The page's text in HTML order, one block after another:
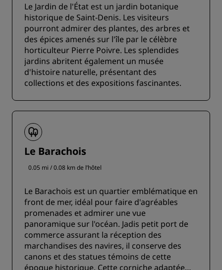
Le Jardin de l'État est un jardin botanique
historique de Saint-Denis. Les visiteurs
pourront admirer des plantes, des arbres et
des épices amenés sur l'île par le célèbre
horticulteur Pierre Poivre. Les splendides
jardins abritent également un musée
d'histoire naturelle, présentant des
collections et des expositions fascinantes.
Le Barachois
0.05 mi / 0.08 km de l’hôtel
Le Barachois est un quartier emblématique en
front de mer, idéal pour faire d'agréables
promenades et admirer une vue
panoramique sur l'océan. Jadis petit port de
commerce assurant la réception des
marchandises des navires, il conserve des
canons et des statues témoins de cette
époque historique. Cette corniche adaptée